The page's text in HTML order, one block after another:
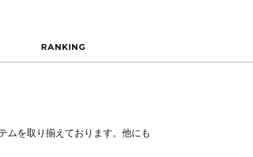
RANKING
ムを取り揃えております。他にも